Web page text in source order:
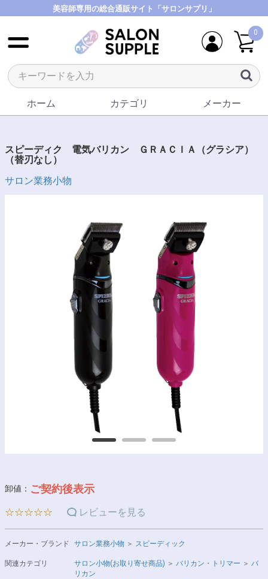
美容師専用の総合通販サイト「サロンサプリ」
0
ホーム カテゴリ メーカー
スピーディク 電気バリカン ＧＲＡＣＩＡ（グラシア）
（替刃なし）
サロン業務小物
卸値： ご契約後表示
☆☆☆☆☆ レビューを見る
メーカー・ブランド サロン業務小物 ＞ スピーディック
関連カテゴリ サロン小物(お取り寄せ商品) ＞ バリカン・トリマー ＞ バ
リカン